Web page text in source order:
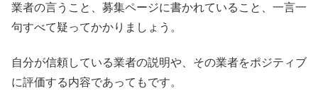
業者の言うこと、募集ページに書かれていること、一言一
句すべて疑ってかかりましょう。
自分が信頼している業者の説明や、その業者をポジティブ
に評価する内容であってもです。